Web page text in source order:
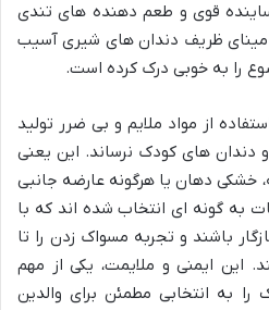
ساینده قوی و طعم دهنده های تندی
مینای ظریف دندان های شیری آسیب
را به خوبی درک کرده است.
از مواد ملایم و بی ضرر تولید
های کودک نرساند. این یعنی
خشکی دهان یا هرگونه عارضه جانبی
به گونه ای انتخاب شده اند که با
باشند و تجربه مسواک زدن را تا
این ایمنی و ملایمت، یکی از مهم
به انتخابی مطمئن برای والدین